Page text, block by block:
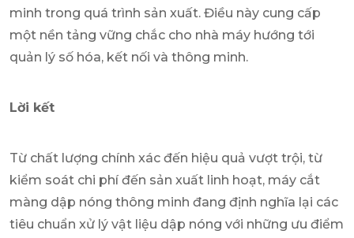
minh trong quá trình sản xuất. Điều này cung cấp
một nền tảng vững chắc cho nhà máy hướng tới
quản lý số hóa, kết nối và thông minh.
Lời kết
Từ chất lượng chính xác đến hiệu quả vượt trội, từ
kiểm soát chi phí đến sản xuất linh hoạt, máy cắt
màng dập nóng thông minh đang định nghĩa lại các
tiêu chuẩn xử lý vật liệu dập nóng với những ưu điểm